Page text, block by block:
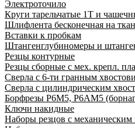
Электроточило
Круги тарельчатые 1Т и
Шлифлента бесконечная на
Вставки к пробкам
Штангенглубиномеры и
Резцы контурные
Резцы сборные с мех. крепл.
Сверла с 6-ти гранным
Сверла с цилиндрическим
Борфрезы Р6М5, Р6АМ5
Ключи накидные
Наборы резцов с механическим